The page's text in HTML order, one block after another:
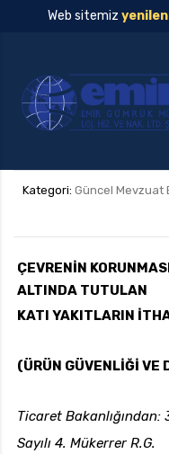
Web sitemiz
Kategori: Güncel Mevzuat
ÇEVRENİN
ALTINDA TUTULAN
KATI YAKITLARIN
(ÜRÜN GÜVENLİĞİ
Ticaret Bakanlığından:
Sayılı 4. Mükerrer R.G.